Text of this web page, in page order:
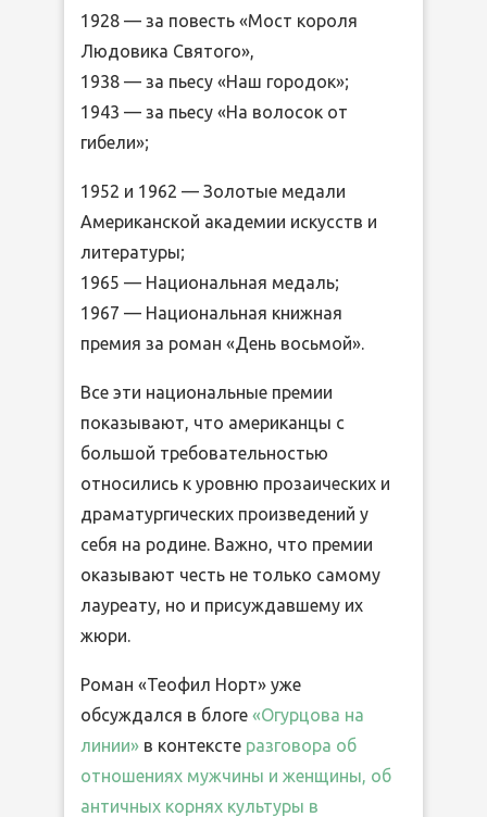
1928 — за повесть «Мост короля
Людовика Святого»,
1938 — за пьесу «Наш городок»;
1943 — за пьесу «На волосок от
гибели»;
1952 и 1962 — Золотые медали
Американской академии искусств и
литературы;
1965 — Национальная медаль;
1967 — Национальная книжная
премия за роман «День восьмой».
Все эти национальные премии
показывают, что американцы с
большой требовательностью
относились к уровню прозаических и
драматургических произведений у
себя на родине. Важно, что премии
оказывают честь не только самому
лауреату, но и присуждавшему их
жюри.
Роман «Теофил Норт» уже
обсуждался в блоге «Огурцова на
линии» в контексте разговора об
отношениях мужчины и женщины, об
античных корнях культуры в